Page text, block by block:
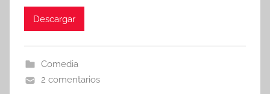
Descargar
Comedia
2 comentarios